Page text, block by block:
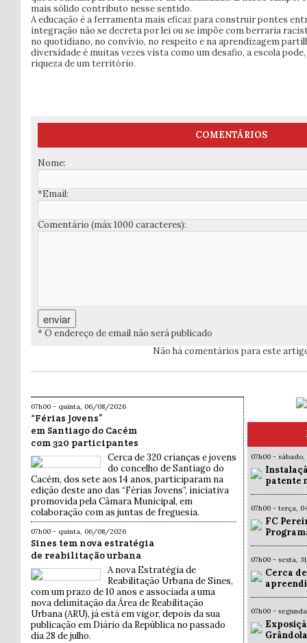
mais sólido contributo nesse sentido.
A educação é a ferramenta mais eficaz para construir pontes
integração não se decreta por lei ou se impõe com berraria
no quotidiano, no convívio, no respeito e na aprendizagem
diversidade é muitas vezes vista como um desafio, a escola
riqueza de um território.
COMENTÁRIOS
Nome:
*Email:
Comentário (máx 1000 caracteres):
* O endereço de email não será publicado
Não há comentários para este
07h00 - quinta, 06/08/2026
“Férias Jovens”
em Santiago do Cacém
com 320 participantes
Cerca de 320 crianças e jovens
do concelho de Santiago do
Cacém, dos sete aos 14 anos, participaram na
edição deste ano das “Férias Jovens”, iniciativa
promovida pela Câmara Municipal, em
colaboração com as juntas de freguesia.
07h00 - quinta, 06/08/2026
Sines tem nova estratégia
de reabilitação urbana
A nova Estratégia de
Reabilitação Urbana de Sines,
com um prazo de 10 anos e associada a uma
nova delimitação da Área de Reabilitação
Urbana (ARU), já está em vigor, depois da sua
publicação em Diário da República no passado
dia 28 de julho.
07h00 -
patente
07h00 - terça,
FC
07h00 - sexta,
Cerca
07h00 -